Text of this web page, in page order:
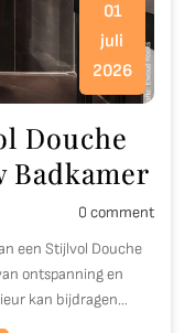
01
juli
2026
Douche
Badkamer
0 comment
een Stijlvol Douche
ontspanning en
kan bijdragen…